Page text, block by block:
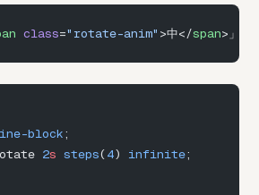
class="rotate-anim" >中</span>」で
block;
2s steps(4) infinite;